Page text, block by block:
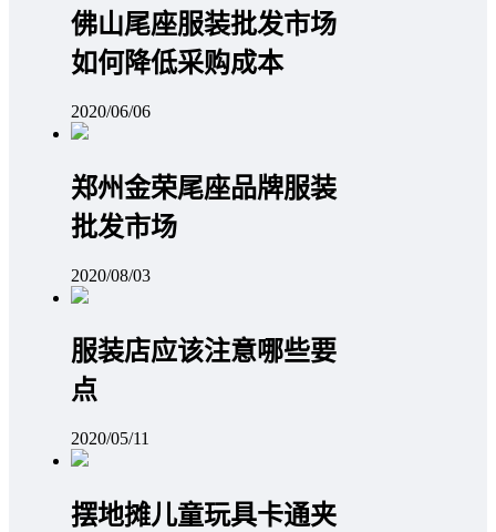
佛山尾座服装批发市场
如何降低采购成本
2020/06/06
郑州金荣尾座品牌服装
批发市场
2020/08/03
服装店应该注意哪些要
点
2020/05/11
摆地摊儿童玩具卡通夹